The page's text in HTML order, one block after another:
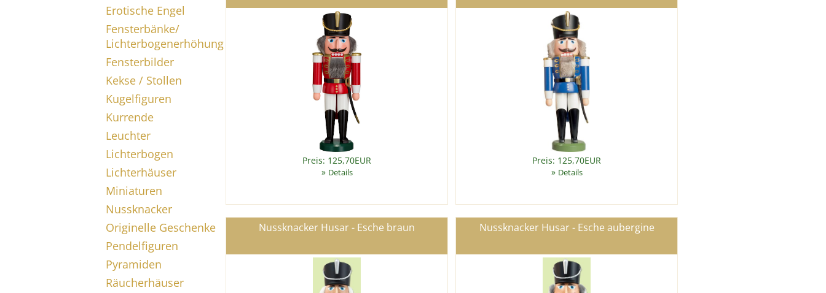
Erotische Engel
Fensterbänke/
Lichterbogenerhöhung
Fensterbilder
Kekse / Stollen
Kugelfiguren
Kurrende
Leuchter
Lichterbogen
Lichterhäuser
Miniaturen
Nussknacker
Originelle Geschenke
Pendelfiguren
Pyramiden
Räucherhäuser
Preis: 125,70EUR
» Details
Preis: 125,70EUR
» Details
Nussknacker Husar - Esche braun Nussknacker Husar - Esche aubergine